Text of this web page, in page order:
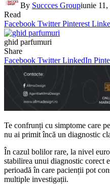
By Succces Groupiunie 11,
Read
Facebook Twitter Pinterest
ghid parfumuri
Share
Facebook Twitter LinkedIn
Te confrunți cu simptome care
nu ai primit încă un diagnostic
În cazul bolilor rare, la nivel
stabilirea unui diagnostic corect
perioadă în care pacienții pot
multiple investigații.